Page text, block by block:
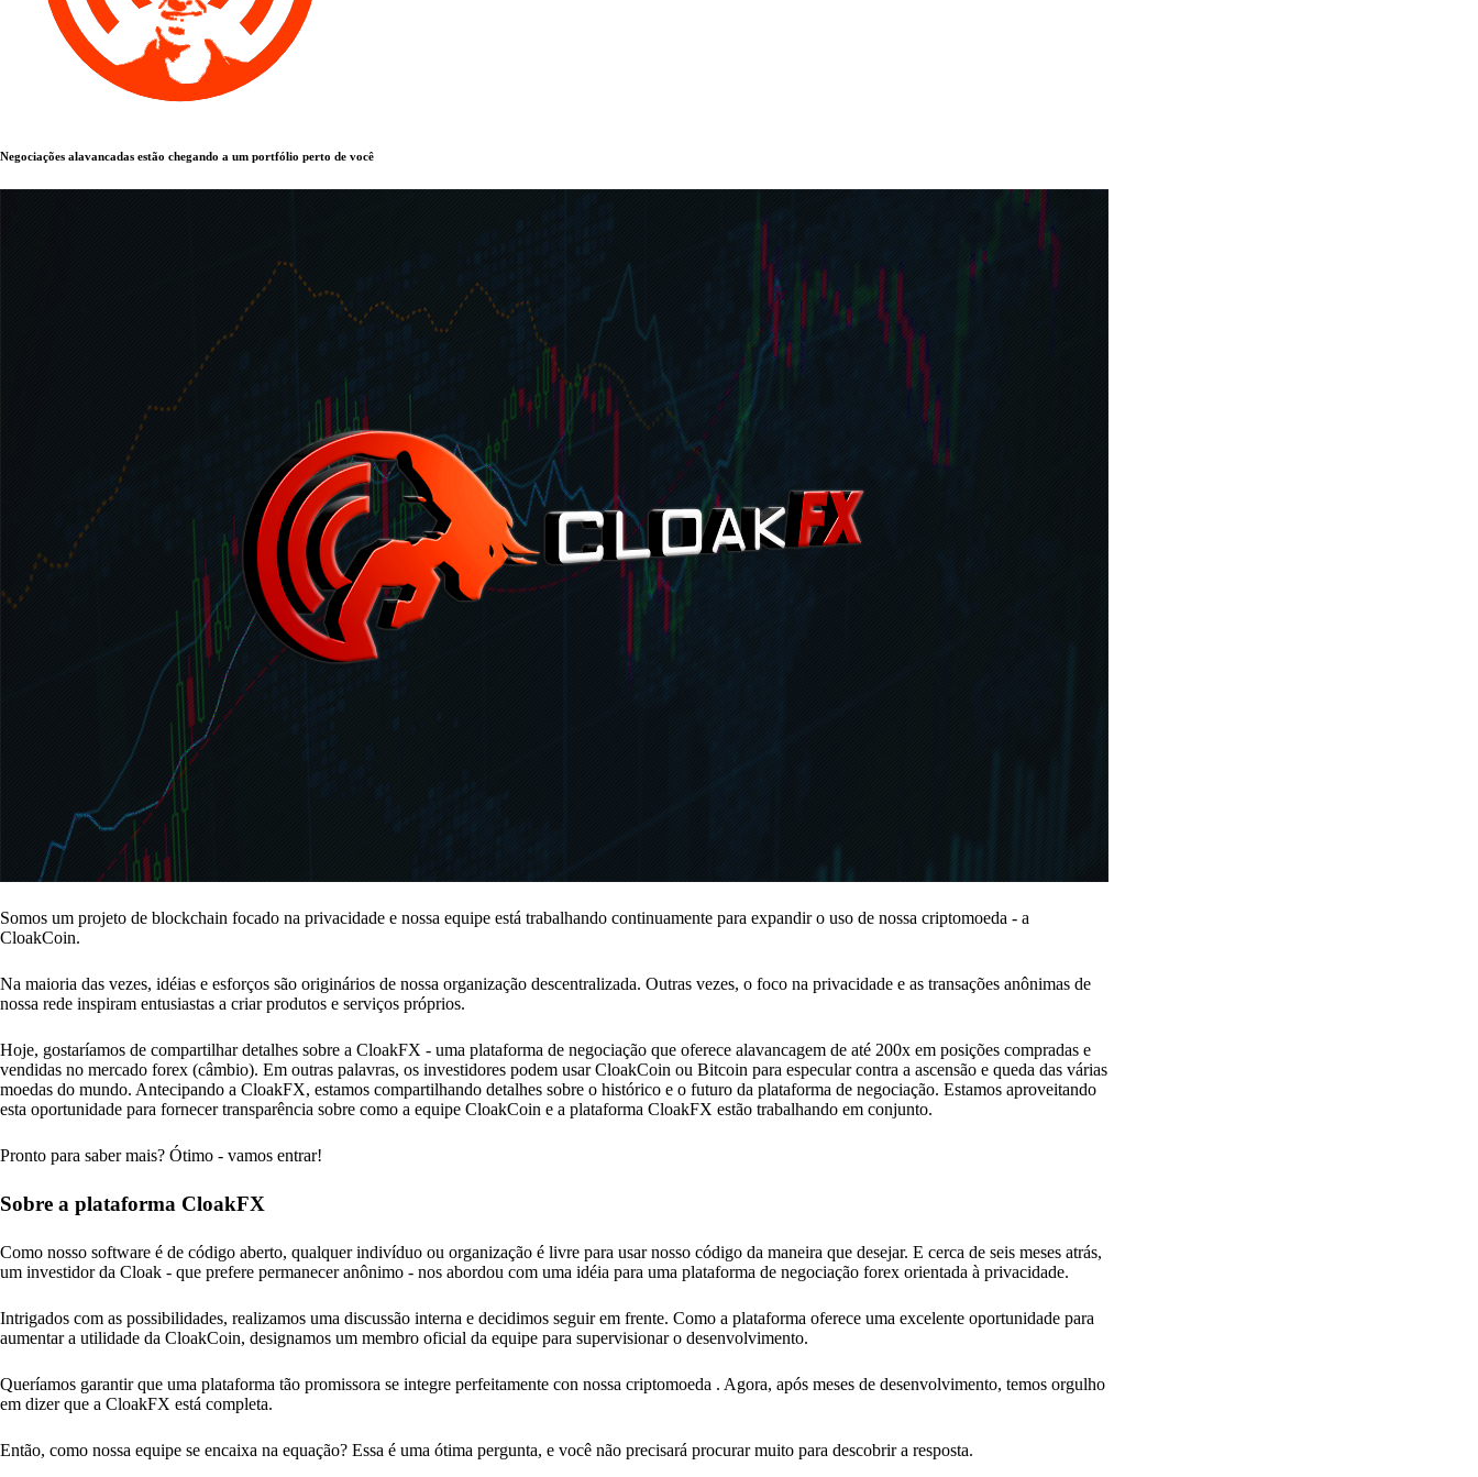
Negociações alavancadas estão chegando a um portfólio perto de você
Somos um projeto de blockchain focado na privacidade e nossa equipe está trabalhando continuamente para expandir o uso de nossa criptomoeda - a
CloakCoin.
Na maioria das vezes, idéias e esforços são originários de nossa organização descentralizada. Outras vezes, o foco na privacidade e as transações anônimas de
nossa rede inspiram entusiastas a criar produtos e serviços próprios.
Hoje, gostaríamos de compartilhar detalhes sobre a CloakFX - uma plataforma de negociação que oferece alavancagem de até 200x em posições compradas e
vendidas no mercado forex (câmbio). Em outras palavras, os investidores podem usar CloakCoin ou Bitcoin para especular contra a ascensão e queda das várias
moedas do mundo. Antecipando a CloakFX, estamos compartilhando detalhes sobre o histórico e o futuro da plataforma de negociação. Estamos aproveitando
esta oportunidade para fornecer transparência sobre como a equipe CloakCoin e a plataforma CloakFX estão trabalhando em conjunto.
Pronto para saber mais? Ótimo - vamos entrar!
Sobre a plataforma CloakFX
Como nosso software é de código aberto, qualquer indivíduo ou organização é livre para usar nosso código da maneira que desejar. E cerca de seis meses atrás,
um investidor da Cloak - que prefere permanecer anônimo - nos abordou com uma idéia para uma plataforma de negociação forex orientada à privacidade.
Intrigados com as possibilidades, realizamos uma discussão interna e decidimos seguir em frente. Como a plataforma oferece uma excelente oportunidade para
aumentar a utilidade da CloakCoin, designamos um membro oficial da equipe para supervisionar o desenvolvimento.
Queríamos garantir que uma plataforma tão promissora se integre perfeitamente con nossa criptomoeda . Agora, após meses de desenvolvimento, temos orgulho
em dizer que a CloakFX está completa.
Então, como nossa equipe se encaixa na equação? Essa é uma ótima pergunta, e você não precisará procurar muito para descobrir a resposta.